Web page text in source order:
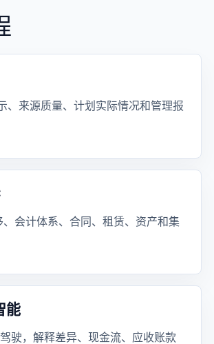
、来源质量、计划实际情况和管理报
会计体系、合同、租赁、资产和集
能
驶，解释差异、现金流、应收账款